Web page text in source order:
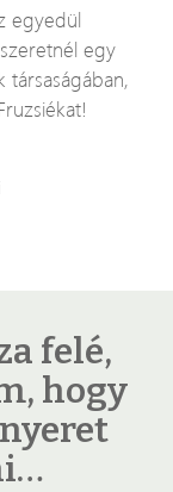
egyedül
egy
felé,
hogy